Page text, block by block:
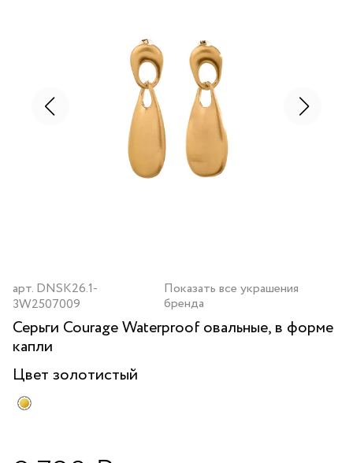
арт. DNSK26.1-
3W2507009
Показать все украшения
бренда
Серьги Courage Waterproof овальные, в форме
капли
Цвет золотистый